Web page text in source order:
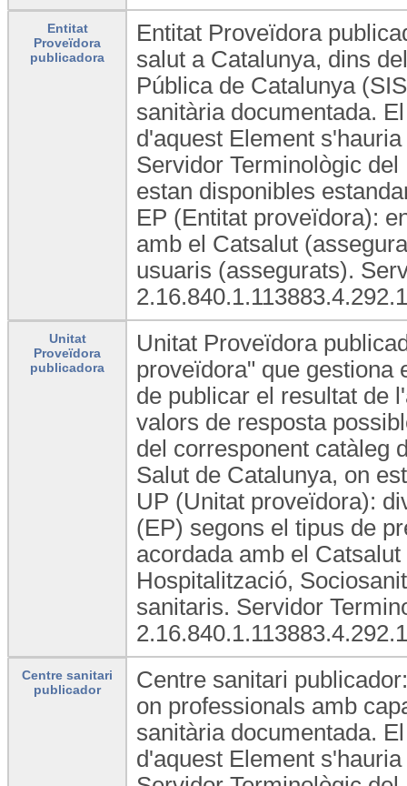
Entitat
Proveïdora
publicadora
Entitat Proveïdora
salut a Catalunya, dins
Pública de Catalunya
sanitària documentada.
d'aquest Element
Servidor Terminològic
estan disponibles
EP (Entitat proveïdora):
amb el Catsalut
usuaris (assegurats).
Unitat
Proveïdora
publicadora
Unitat Proveïdora
proveïdora" que gestiona
de publicar el resultat de
valors de resposta
del corresponent catàleg
Salut de Catalunya, on
UP (Unitat proveïdora):
(EP) segons el tipus de
acordada amb el
Hospitalització,
sanitaris. Servidor
Centre sanitari
publicador
Centre sanitari
on professionals amb
sanitària documentada.
d'aquest Element